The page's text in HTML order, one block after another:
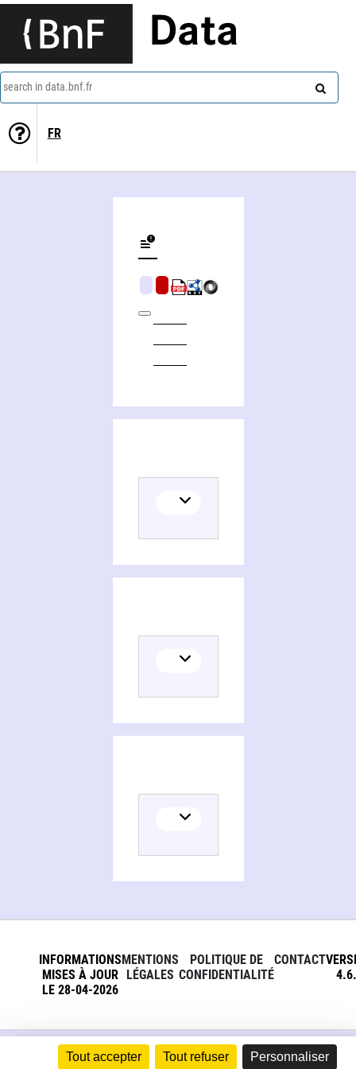
Tout accepter Tout refuser Personnaliser
Data
search in data.bnf.fr
FR
INFORMATIONS
MISES À JOUR
LE 28-04-2026
MENTIONS
LÉGALES
POLITIQUE DE
CONFIDENTIALITÉ
CONTACT